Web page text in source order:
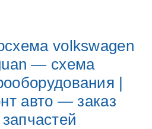
volkswagen
— схема
|
авто — заказ
запчастей